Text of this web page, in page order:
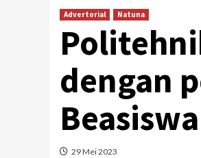
Advertorial Natuna
dengan
Beasiswa
29 Mei 2023